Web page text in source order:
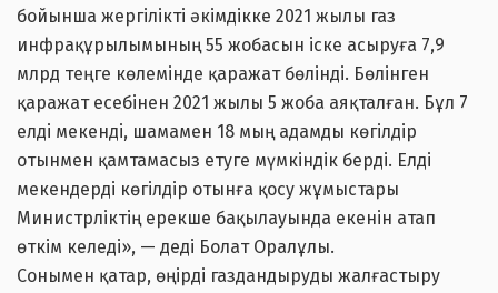
бойынша жергілікті әкімдікке 2021 жылы газ
инфрақұрылымының 55 жобасын іске асыруға 7,9
млрд теңге көлемінде қаражат бөлінді. Бөлінген
қаражат есебінен 2021 жылы 5 жоба аяқталған. Бұл 7
елді мекенді, шамамен 18 мың адамды көгілдір
отынмен қамтамасыз етуге мүмкіндік берді. Елді
мекендерді көгілдір отынға қосу жұмыстары
Министрліктің ерекше бақылауында екенін атап
өткім келеді», — деді Болат Оралұлы.
Сонымен қатар, өңірді газдандыруды жалғастыру